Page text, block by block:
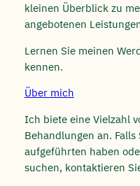
kleinen Überblick zu
angebotenen
Lernen Sie meinen
kennen.
Über mich
Ich biete eine Vielzahl
Behandlungen an.
aufgeführten haben
suchen, kontaktieren